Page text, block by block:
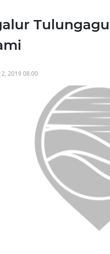
2019 08.00